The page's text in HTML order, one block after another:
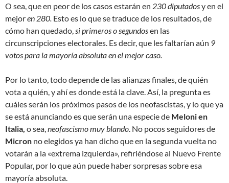
O sea, que en peor de los casos estarán en 230 diputadosy en el
mejoren 280. Esto es lo que se traduce de los resultados, de
cómo han quedado, si primeros o segundosen las
circunscripciones electorales. Es decir, que les faltarían aún 9
votos para la mayoría absoluta en el mejor caso.
Por lo tanto, todo depende de las alianzas finales, de quién
vota a quién, y ahí es donde está la clave. Así, la pregunta es
cuáles serán los próximos pasos de los neofascistas, y lo que ya
se está anunciando es que serán una especie de Meloni en
Italia, o sea, neofascismo muy blando . No pocos seguidores de
Micron no elegidos ya han dicho que en la segunda vuelta no
votarán a la «extrema izquierda», refiriéndose al Nuevo Frente
Popular, por lo que aún puede haber sorpresas sobre esa
mayoría absoluta.